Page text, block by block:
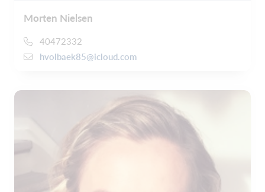
Morten Nielsen
40472332
hvolbaek85@icloud.com